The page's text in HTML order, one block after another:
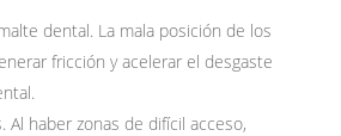
dental. La mala posición de los
fricción y acelerar el desgaste
Al haber zonas de difícil acceso,